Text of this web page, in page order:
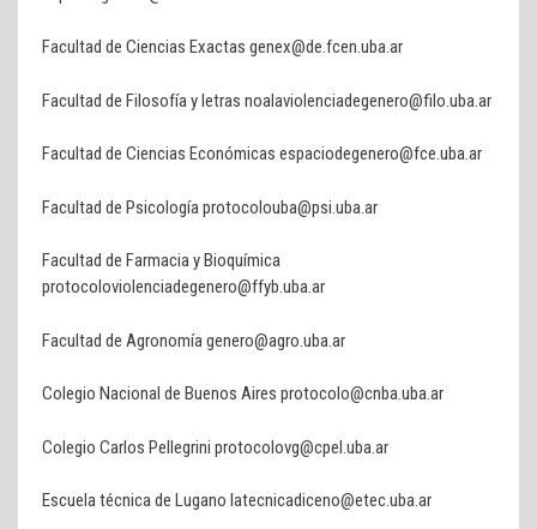
Facultad de Ciencias Exactas genex@de.fcen.uba.ar
Facultad de Filosofía y letras noalaviolenciadegenero@filo.uba.ar
Facultad de Ciencias Económicas espaciodegenero@fce.uba.ar
Facultad de Psicología protocolouba@psi.uba.ar
Facultad de Farmacia y Bioquímica
protocoloviolenciadegenero@ffyb.uba.ar
Facultad de Agronomía genero@agro.uba.ar
Colegio Nacional de Buenos Aires protocolo@cnba.uba.ar
Colegio Carlos Pellegrini protocolovg@cpel.uba.ar
Escuela técnica de Lugano latecnicadiceno@etec.uba.ar